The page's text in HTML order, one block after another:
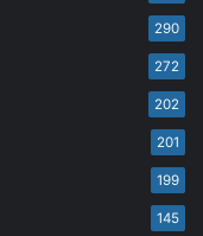
290
272
202
201
199
145